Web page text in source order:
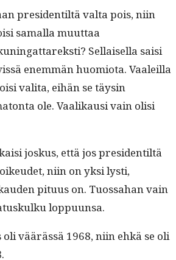
pres­i­den­tiltä val­ta pois, niin
samal­la muut­taa
Sel­l­aisel­la saisi
enem­män huomio­ta. Vaaleil­la
vali­ta, eihän se täysin
ole. Vaa­likausi vain olisi
joskus, että jos pres­i­den­tiltä
niin on yksi lysti,
pitu­us on. Tuos­sa­han vain
loppuunsa.
oli väärässä 1968, niin ehkä se oli